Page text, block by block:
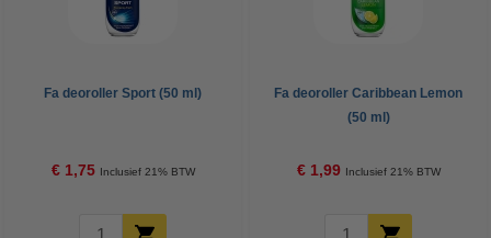
Fa deoroller Sport (50 ml)
€ 1,75 Inclusief 21% BTW
Fa deoroller Caribbean Lemon
(50 ml)
€ 1,99 Inclusief 21% BTW